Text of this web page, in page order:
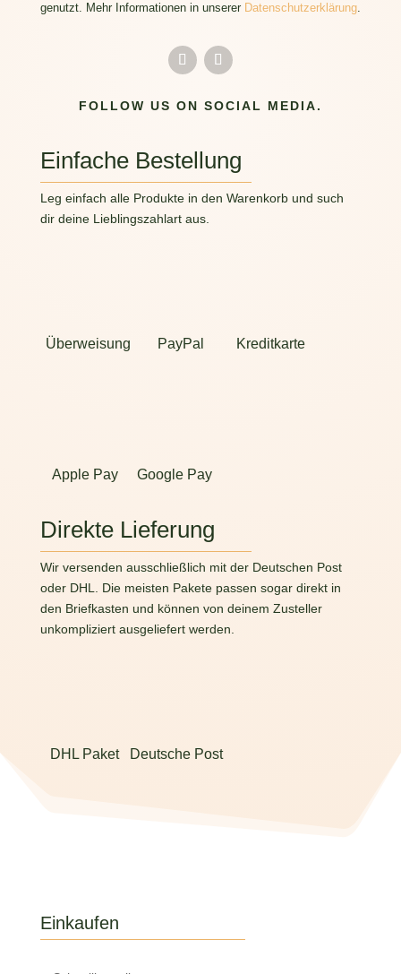
genutzt. Mehr Informationen in unserer Datenschutzerklärung.
FOLLOW US ON SOCIAL MEDIA.
Einfache Bestellung
Leg einfach alle Produkte in den Warenkorb und such
dir deine Lieblingszahlart aus.
Überweisung PayPal Kreditkarte
Apple Pay Google Pay
Direkte Lieferung
Wir versenden ausschließlich mit der Deutschen Post
oder DHL. Die meisten Pakete passen sogar direkt in
den Briefkasten und können von deinem Zusteller
unkompliziert ausgeliefert werden.
DHL Paket Deutsche Post
Einkaufen